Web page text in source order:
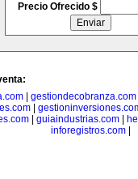
Precio Ofrecido $
| gestiondecobranza.com
|
guiaindustrias.com
inforegistros.com|